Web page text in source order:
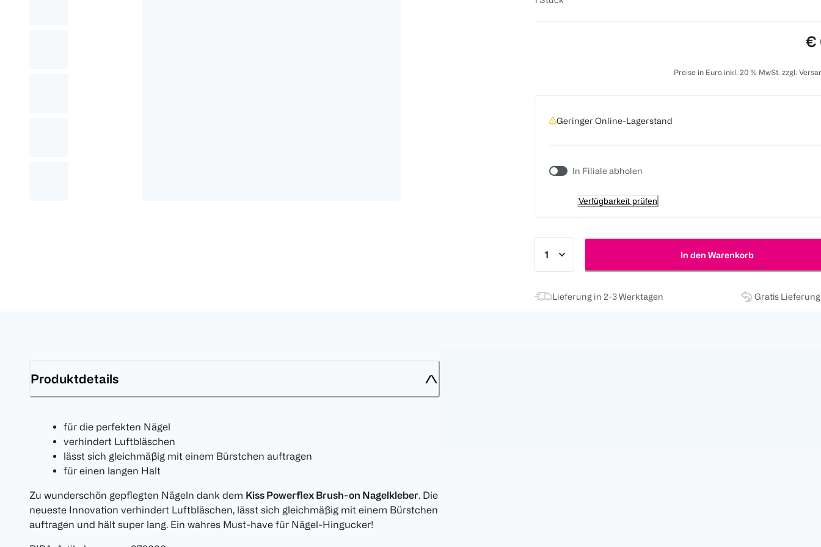
€
Preise in Euro inkl. 20 % MwSt. zzgl.
Geringer Online-Lagerstand
In Filiale abholen
Verfügbarkeit prüfen
In den Warenkorb
Lieferung in 2-3 Werktagen Gratis
Produktdetails
für die perfekten Nägel
verhindert Luftbläschen
lässt sich gleichmäßig mit einem Bürstchen auftragen
für einen langen Halt
Zu wunderschön gepflegten Nägeln dank dem Kiss Powerflex Brush-on Nagelkleber. Die
neueste Innovation verhindert Luftbläschen, lässt sich gleichmäßig mit einem Bürstchen
auftragen und hält super lang. Ein wahres Must-have für Nägel-Hingucker!